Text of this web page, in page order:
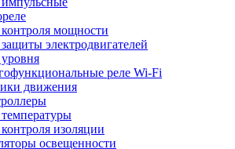
контроля мощности
электродвигателей
реле Wi-Fi
движения
изоляции
освещенности